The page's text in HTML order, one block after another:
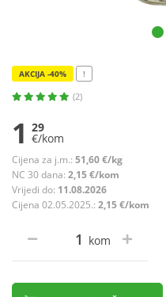
AKCIJA -40% !
(2)
1 29
€/kom
Cijena za j.m.: 51,60 €/kg
NC 30 dana: 2,15 €/kom
Vrijedi do: 11.08.2026
Cijena 02.05.2025.: 2,15 €/kom
kom